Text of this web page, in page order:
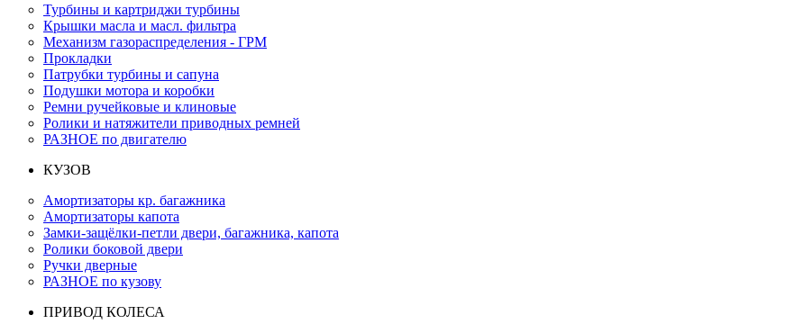
Турбины и картриджи турбины
Крышки масла и масл. фильтра
Механизм газораспределения - ГРМ
Прокладки
Патрубки турбины и сапуна
Подушки мотора и коробки
Ремни ручейковые и клиновые
Ролики и натяжители приводных ремней
РАЗНОЕ по двигателю
КУЗОВ
Амортизаторы кр. багажника
Амортизаторы капота
Замки-защёлки-петли двери, багажника, капота
Ролики боковой двери
Ручки дверные
РАЗНОЕ по кузову
ПРИВОД КОЛЕСА